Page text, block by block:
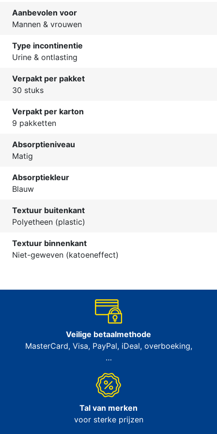
Aanbevolen voor
Mannen & vrouwen
Type incontinentie
Urine & ontlasting
Verpakt per pakket
30 stuks
Verpakt per karton
9 pakketten
Absorptieniveau
Matig
Absorptiekleur
Blauw
Textuur buitenkant
Polyetheen (plastic)
Textuur binnenkant
Niet-geweven (katoeneffect)
Veilige betaalmethode
MasterCard, Visa, PayPal, iDeal, overboeking,
…
Tal van merken
voor sterke prijzen